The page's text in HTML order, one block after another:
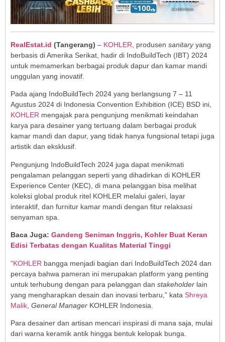
RealEstat.id (Tangerang) – KOHLER , produsen sanitaryyang
berbasis di Amerika Serikat, hadir di IndoBuildTech (IBT) 2024
untuk memamerkan berbagai produk dapur dan kamar mandi
unggulan yang inovatif.
Pada ajang IndoBuildTech 2024 yang berlangsung 7 – 11
Agustus 2024 di Indonesia Convention Exhibition (ICE) BSD ini,
KOHLER mengajak para pengunjung menikmati keindahan
karya para desainer yang tertuang dalam berbagai produk
kamar mandi dan dapur, yang tidak hanya fungsional tetapi juga
artistik dan eksklusif.
Pengunjung IndoBuildTech 2024 juga dapat menikmati
pengalaman pelanggan seperti yang dihadirkan di KOHLER
Experience Center (KEC), di mana pelanggan bisa melihat
koleksi global produk ritel KOHLER melalui galeri, layar
interaktif, dan furnitur kamar mandi dengan fitur relaksasi
senyaman spa.
Baca Juga: Gandeng Seniman Inggris, Kohler Buat Keran
Edisi Terbatas dengan Kualitas Material Tinggi
“KOHLER bangga menjadi bagian dari IndoBuildTech 2024 dan
percaya bahwa pameran ini merupakan platform yang penting
untuk terhubung dengan para pelanggan dan stakeholder lain
yang mengharapkan desain dan inovasi terbaru,” kata Shreya
Malik General Manager KOHLER Indonesia.
Para desainer dan artisan mencari inspirasi di mana saja, mulai
dari warna keramik antik hingga bentuk kelopak bunga.